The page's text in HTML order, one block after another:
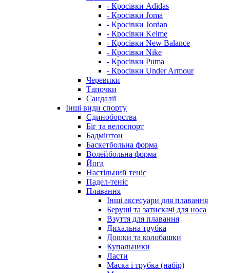
- Кросівки Adidas
- Кросівки Joma
- Кросівки Jordan
- Кросівки Kelme
- Кросівки New Balance
- Кросівки Nike
- Кросівки Puma
- Кросівки Under Armour
Черевики
Тапочки
Сандалії
Інші види спорту
Єдиноборства
Біг та велоспорт
Бадмінтон
Баскетбольна форма
Волейбольна форма
Йога
Настільний теніс
Падел-теніс
Плавання
Інші аксесуари для плавання
Беруші та затискачі для носа
Взуття для плавання
Дихальна трубка
Дошки та колобашки
Купальники
Ласти
Маска і трубка (набір)